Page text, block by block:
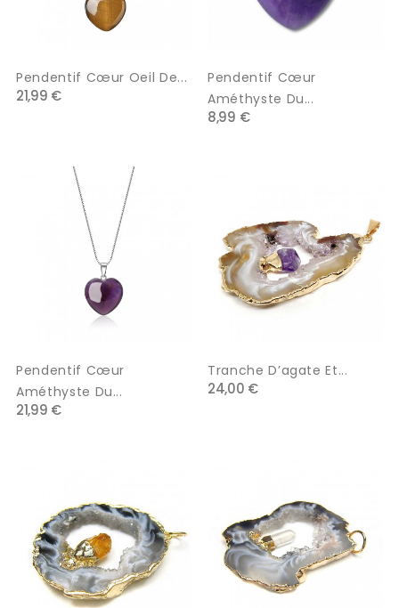
Pendentif Cœur Oeil De...
21,99 €
Pendentif Cœur
Améthyste Du...
8,99 €
Pendentif Cœur
Améthyste Du...
21,99 €
Tranche D’agate Et...
24,00 €